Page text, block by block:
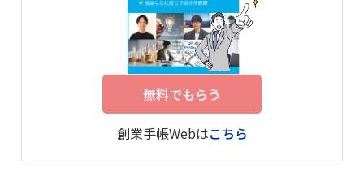
無料でもらう
創業手帳Webはこちら